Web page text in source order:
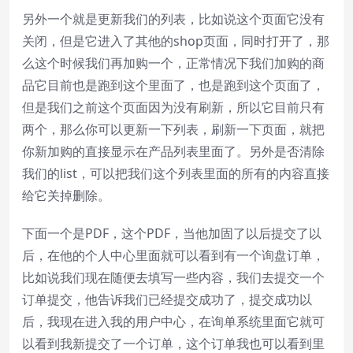
另外一个就是更新我们的列表，比如说这个页面它没有
关闭，但是它进入了其他的shop页面，同时打开了，那
么这个时候我们再加购一个，正常情况下我们加购的商
品它目前也是跑到这个里面了，也是跑到这个页面了，
但是我们之前这个页面因为没有刷新，所以它目前只有
两个，那么你可以更新一下列表，刷新一下页面，就把
你新加购的直接显示在产品列表里面了。另外是否清除
我们的list，可以把我们这个列表里面的所有的内容直接
给它关掉删除。
下面一个是PDF，这个PDF，当他加固了以后提交了以
后，在他的个人中心里面就可以看到有一个询盘订单，
比如说我们现在随便去填写一些内容，我们去提交一个
订单提交，他告诉我们已经提交成功了，提交成功以
后，我现在进入我的用户中心，在询单系统里面它就可
以看到我新提交了一个订单，这个订单我也可以看到里